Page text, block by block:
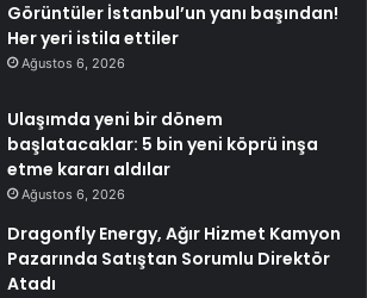
Görüntüler İstanbul’un yanı başından!
Her yeri istila ettiler
Ağustos 6, 2026
Ulaşımda yeni bir dönem
başlatacaklar: 5 bin yeni köprü inşa
etme kararı aldılar
Ağustos 6, 2026
Dragonfly Energy, Ağır Hizmet Kamyon
Pazarında Satıştan Sorumlu Direktör
Atadı